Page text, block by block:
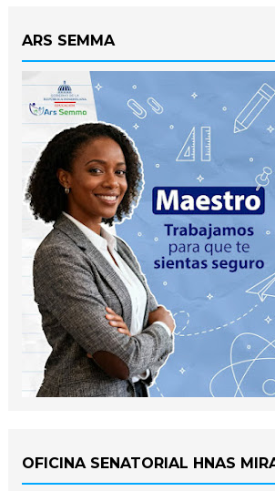
ARS SEMMA
OFICINA SENATORIAL HNAS